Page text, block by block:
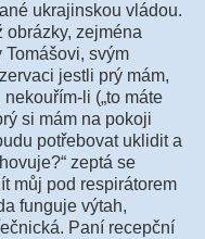
ukrajinskou vládou.
obrázky, zejména
Tomášovi, svým
jestli prý mám,
li („to máte
si mám na pokoji
potřebovat uklidit a
zeptá se
můj pod respirátorem
funguje výtah,
Paní recepční